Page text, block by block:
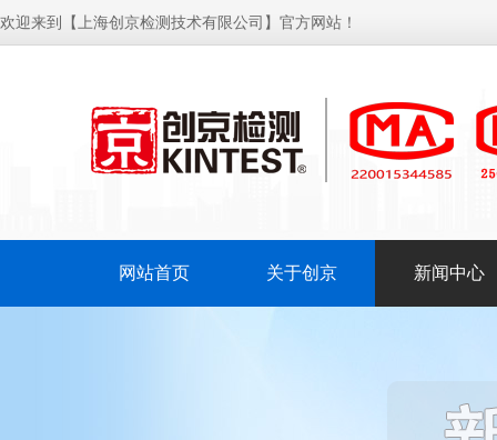
欢迎来到【上海创京检测技术有限公司】官方网站！
网站首页 关于创京 新闻中心